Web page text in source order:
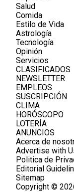
Salud
Comida
Estilo de Vida
Astrología
Tecnología
Opinión
Servicios
CLASIFICADOS
NEWSLETTER
EMPLEOS
SUSCRIPCIÓN
CLIMA
HORÓSCOPO
LOTERÍA
ANUNCIOS
Acerca de
Advertise with
Politica de
Editorial
Sitemap
Copyright ©